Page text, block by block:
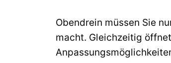
Obendrein müssen Sie
macht. Gleichzeitig